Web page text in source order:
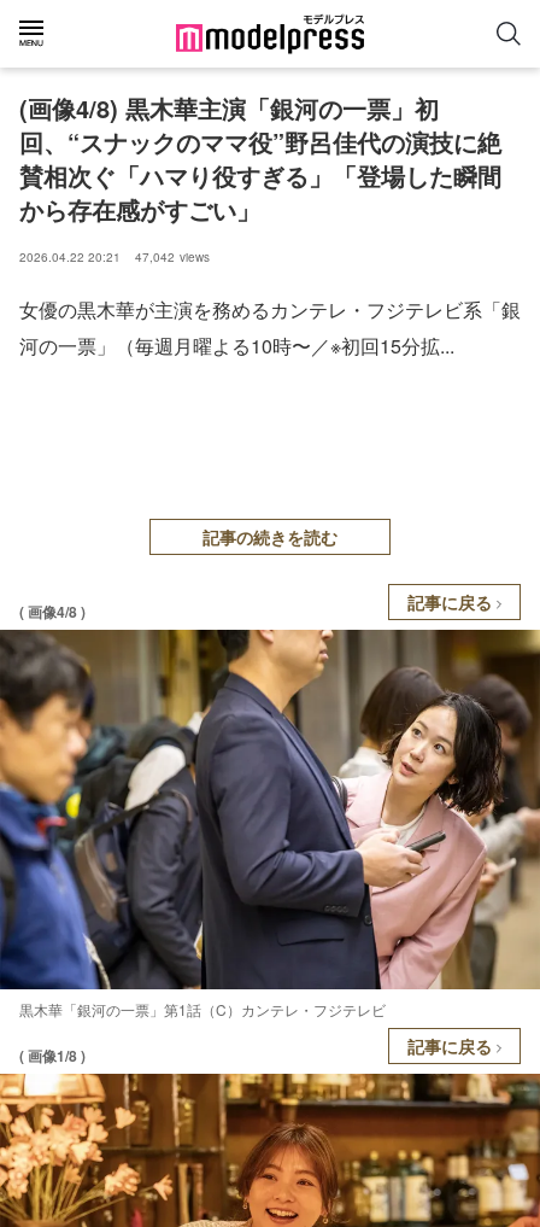
(画像4/8) 黒木華主演「銀河の一票」初
回、“スナックのママ役”野呂佳代の演技に絶
賛相次ぐ「ハマり役すぎる」「登場した瞬間
から存在感がすごい」
2026.04.22 20:21 47,042 views
女優の黒木華が主演を務めるカンテレ・フジテレビ系「銀
河の一票」（毎週月曜よる10時〜／※初回15分拡...
記事の続きを読む
( 画像4/8 ) 記事に戻る
黒木華「銀河の一票」第1話（C）カンテレ・フジテレビ
( 画像1/8 ) 記事に戻る